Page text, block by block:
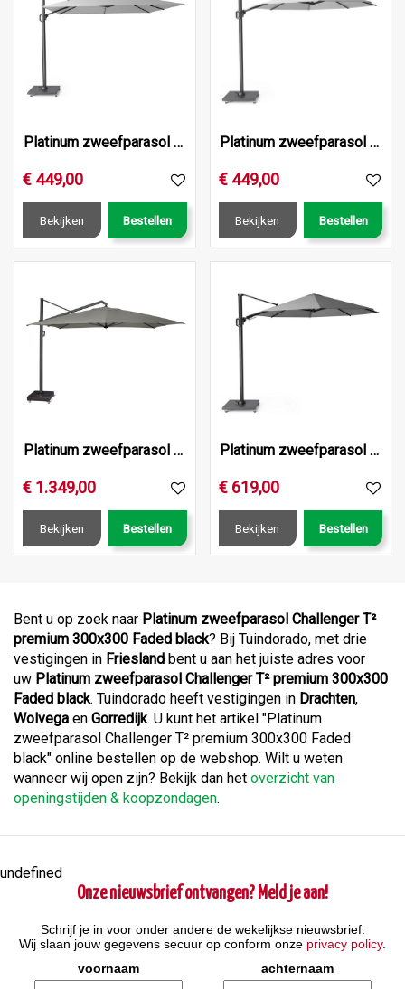
Platinum zweefparasol Challenger T¹ 300x300 lichtgrijs
€ 449,00
Bekijken Bestellen
Platinum zweefparasol Challenger T¹ ø350 lichtgrijs
€ 449,00
Bekijken Bestellen
Platinum zweefparasol Icon Premium 350x350 Manhattan
€ 1.349,00
Bekijken Bestellen
Platinum zweefparasol Challenger T² premium ø350 Manhattan
€ 619,00
Bekijken Bestellen
Bent u op zoek naar Platinum zweefparasol Challenger T²
premium 300x300 Faded black? Bij Tuindorado, met drie
vestigingen in Friesland bent u aan het juiste adres voor
uw Platinum zweefparasol Challenger T² premium 300x300
Faded black. Tuindorado heeft vestigingen in Drachten,
Wolvega en Gorredijk. U kunt het artikel "Platinum
zweefparasol Challenger T² premium 300x300 Faded
black" online bestellen op de webshop. Wilt u weten
wanneer wij open zijn? Bekijk dan het overzicht van
openingstijden & koopzondagen.
undefined
Onze nieuwsbrief ontvangen? Meld je aan!
Schrijf je in voor onder andere de wekelijkse nieuwsbrief:
Wij slaan jouw gegevens secuur op conform onze privacy policy.
voornaam
achternaam